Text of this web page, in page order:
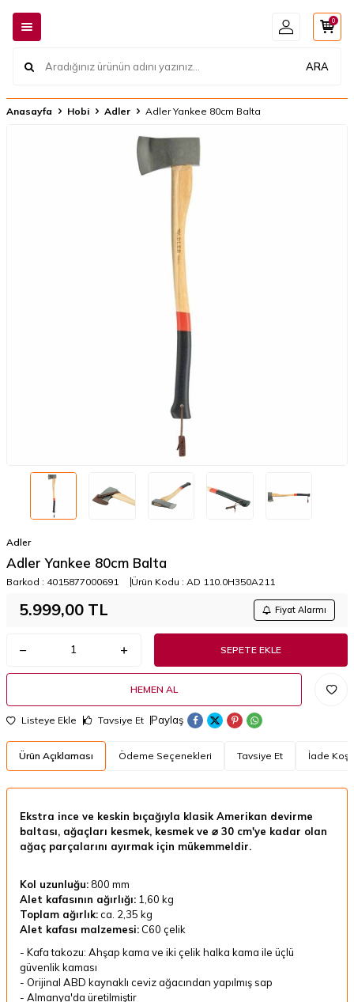
ARA
0
Anasayfa Hobi Adler Adler Yankee 80cm Balta
Adler
Adler Yankee 80cm Balta
Barkod : 4015877000691 Ürün Kodu : AD 110.0H350A211
5.999,00 TL Fiyat Alarmı
SEPETE EKLE
HEMEN AL
Listeye Ekle Tavsiye Et Paylaş
Ürün Açıklaması Ödeme Seçenekleri Tavsiye Et İade
Ekstra ince ve keskin bıçağıyla klasik Amerikan devirme
baltası, ağaçları kesmek, kesmek ve ⌀ 30 cm'ye kadar olan
ağaç parçalarını ayırmak için mükemmeldir.
Kol uzunluğu: 800 mm
Alet kafasının ağırlığı: 1,60 kg
Toplam ağırlık:ca. 2,35 kg
Alet kafası malzemesi: C60 çelik
- Kafa takozu: Ahşap kama ve iki çelik halka kama ile üçlü
güvenlik kaması
- Orijinal ABD kaynaklı ceviz ağacından yapılmış sap
- Almanya'da üretilmiştir